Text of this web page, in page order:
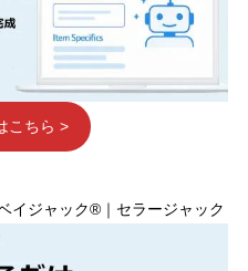
こちら >
ジャック®｜セラージャック